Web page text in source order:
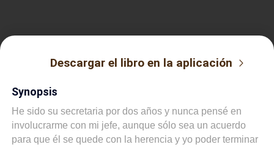
Descargar el libro en la aplicación
Synopsis
He sido su secretaria por dos años y nunca pensé en
involucrarme con mi jefe, aunque sólo sea un acuerdo
para que él se quede con la herencia y yo poder terminar